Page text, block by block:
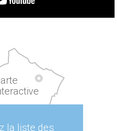
la liste des